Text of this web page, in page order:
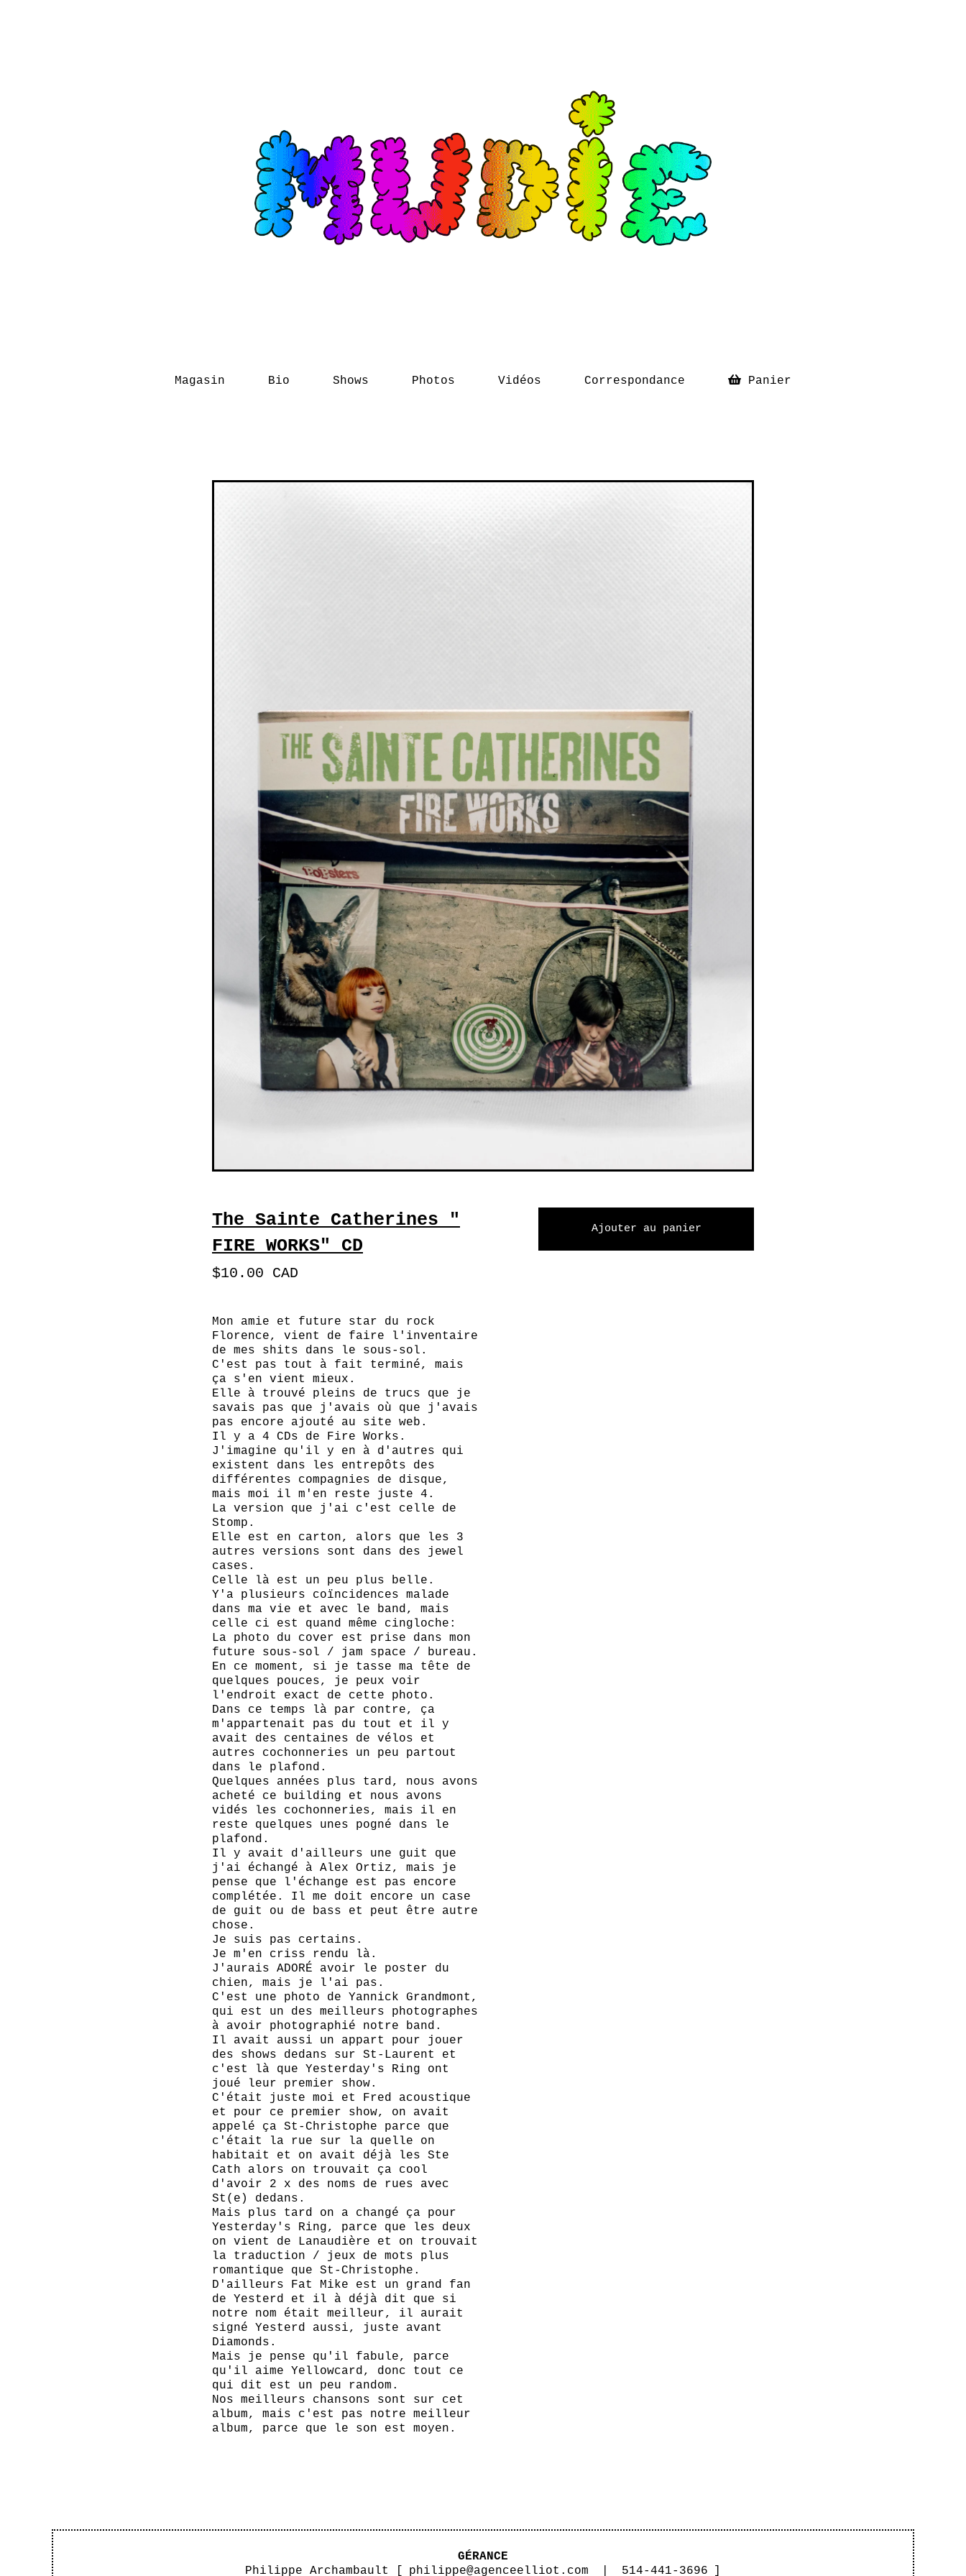
Magasin Bio Shows Photos Vidéos Correspondance Panier
The Sainte Catherines "
FIRE WORKS" CD
$10.00 CAD
Ajouter au panier
Mon amie et future star du rock
Florence, vient de faire l'inventaire
de mes shits dans le sous-sol.
C'est pas tout à fait terminé, mais
ça s'en vient mieux.
Elle à trouvé pleins de trucs que je
savais pas que j'avais où que j'avais
pas encore ajouté au site web.
Il y a 4 CDs de Fire Works.
J'imagine qu'il y en à d'autres qui
existent dans les entrepôts des
différentes compagnies de disque,
mais moi il m'en reste juste 4.
La version que j'ai c'est celle de
Stomp.
Elle est en carton, alors que les 3
autres versions sont dans des jewel
cases.
Celle là est un peu plus belle.
Y'a plusieurs coïncidences malade
dans ma vie et avec le band, mais
celle ci est quand même cingloche:
La photo du cover est prise dans mon
future sous-sol / jam space / bureau.
En ce moment, si je tasse ma tête de
quelques pouces, je peux voir
l'endroit exact de cette photo.
Dans ce temps là par contre, ça
m'appartenait pas du tout et il y
avait des centaines de vélos et
autres cochonneries un peu partout
dans le plafond.
Quelques années plus tard, nous avons
acheté ce building et nous avons
vidés les cochonneries, mais il en
reste quelques unes pogné dans le
plafond.
Il y avait d'ailleurs une guit que
j'ai échangé à Alex Ortiz, mais je
pense que l'échange est pas encore
complétée. Il me doit encore un case
de guit ou de bass et peut être autre
chose.
Je suis pas certains.
Je m'en criss rendu là.
J'aurais ADORÉ avoir le poster du
chien, mais je l'ai pas.
C'est une photo de Yannick Grandmont,
qui est un des meilleurs photographes
à avoir photographié notre band.
Il avait aussi un appart pour jouer
des shows dedans sur St-Laurent et
c'est là que Yesterday's Ring ont
joué leur premier show.
C'était juste moi et Fred acoustique
et pour ce premier show, on avait
appelé ça St-Christophe parce que
c'était la rue sur la quelle on
habitait et on avait déjà les Ste
Cath alors on trouvait ça cool
d'avoir 2 x des noms de rues avec
St(e) dedans.
Mais plus tard on a changé ça pour
Yesterday's Ring, parce que les deux
on vient de Lanaudière et on trouvait
la traduction / jeux de mots plus
romantique que St-Christophe.
D'ailleurs Fat Mike est un grand fan
de Yesterd et il à déjà dit que si
notre nom était meilleur, il aurait
signé Yesterd aussi, juste avant
Diamonds.
Mais je pense qu'il fabule, parce
qu'il aime Yellowcard, donc tout ce
qui dit est un peu random.
Nos meilleurs chansons sont sur cet
album, mais c'est pas notre meilleur
album, parce que le son est moyen.
GÉRANCE
Philippe Archambault [
philippe@agenceelliot.com 514-441-3696 ]